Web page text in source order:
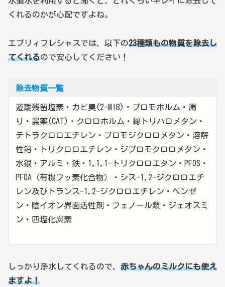
くれるのかが心配ですよね。
エブリィフレシャスでは、以下の23種類もの物質を除去し
てくれるので安心してください！
除去物質一覧
遊離残留塩素・カビ臭(2-MIB)・ブロモホルム・濁
り・農薬(CAT)・クロロホルム・総トリハロメタン・
テトラクロロエチレン・ブロモジクロロメタン・溶解
性鉛・トリクロロエチレン・ジブロモクロロメタン・
水銀・アルミ・鉄・1,1,1-トリクロロエタン・PFOS・
PFOA（有機フッ素化合物）・シス-1,2-ジクロロエチ
レン及びトランス-1,2-ジクロロエチレン・ベンゼ
ン・陰イオン界面活性剤・フェノール類・ジェオスミ
ン・四塩化炭素
しっかり浄水してくれるので、 赤ちゃんのミルクにも使え
ますよ！